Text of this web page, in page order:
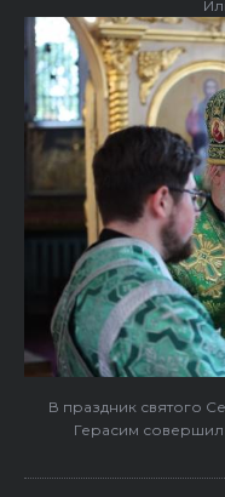
В праздник святого
Герасим